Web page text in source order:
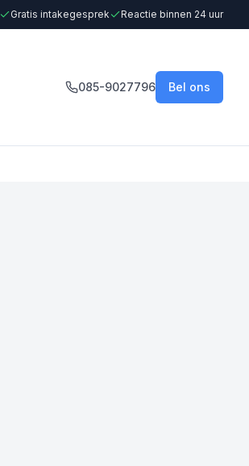
Gratis intakegesprek Reactie binnen 24 uur
085-9027796 Bel ons